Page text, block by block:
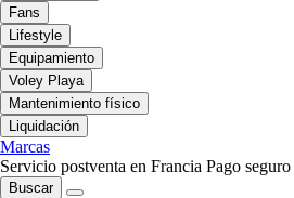
Fans
Lifestyle
Equipamiento
Voley Playa
Mantenimiento físico
Liquidación
Marcas
Servicio postventa en Francia Pago seguro
Buscar